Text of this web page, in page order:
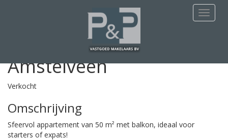
Deze woning is verkocht
Tholenseweg 40A
Amstelveen
Verkocht
Omschrijving
Sfeervol appartement van 50 m² met balkon, ideaal voor
starters of expats!